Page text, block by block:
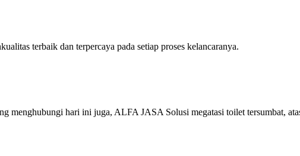
terbaik dan terpercaya pada setiap proses kelancaranya.
menghubungi hari ini juga, ALFA JASA Solusi megatasi toilet tersumbat,